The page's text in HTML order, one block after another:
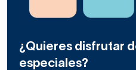
¿Quieres disfrutar
especiales?